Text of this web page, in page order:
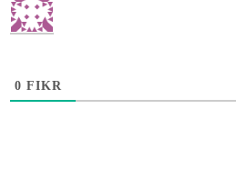
0 FIKR